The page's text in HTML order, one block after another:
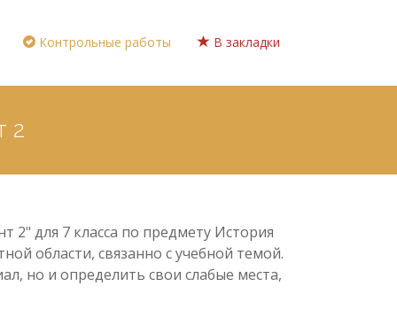
Контрольные работы В закладки
2
2" для 7 класса по предмету История
области, связанно с учебной темой.
но и определить свои слабые места,